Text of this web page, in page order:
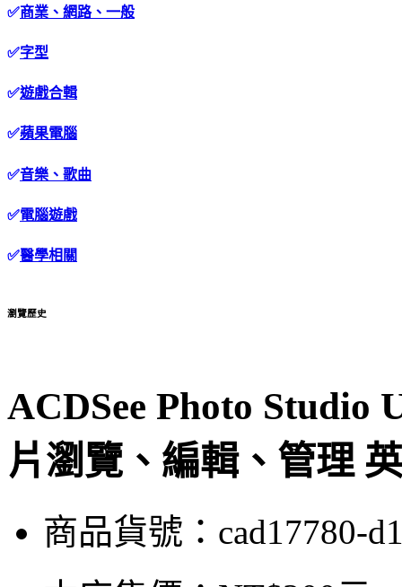
✅商業、網路、一般
✅字型
✅遊戲合輯
✅蘋果電腦
✅音樂、歌曲
✅電腦遊戲
✅醫學相關
瀏覽歷史
ACDSee Photo Studio
片瀏覽、編輯、管理
商品貨號：cad17780-